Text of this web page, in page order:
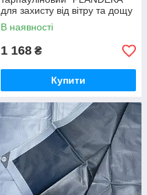
для захисту від вітру та дощу
В наявності
1 168 ₴
Купити